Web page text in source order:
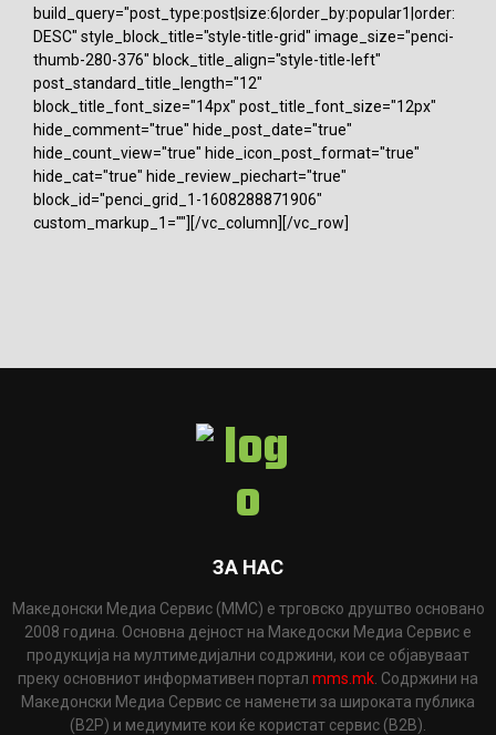
build_query="post_type:post|size:6|order_by:popular1|order:
DESC" style_block_title="style-title-grid" image_size="penci-
thumb-280-376" block_title_align="style-title-left"
post_standard_title_length="12"
block_title_font_size="14px" post_title_font_size="12px"
hide_comment="true" hide_post_date="true"
hide_count_view="true" hide_icon_post_format="true"
hide_cat="true" hide_review_piechart="true"
block_id="penci_grid_1-1608288871906"
custom_markup_1=""][/vc_column][/vc_row]
ЗА НАС
Македонски Медиа Сервис (ММС) е трговско друштво основано
2008 година. Основна дејност на Македоски Медиа Сервис е
продукција на мултимедијални содржини, кои се објавуваат
преку основниот информативен портал mms.mk . Содржини на
Македонски Медиа Сервис се наменети за широката публика
(B2P) и медиумите кои ќе користат сервис (B2B).